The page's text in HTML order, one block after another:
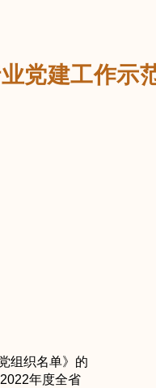
党建工作示
组织名单》的
年度全省